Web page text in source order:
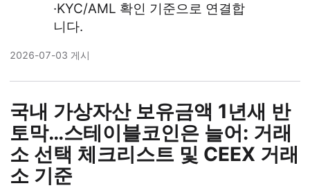
·KYC/AML 확인 기준으로 연결합
니다.
2026-07-03 게시
국내 가상자산 보유금액 1년새 반
토막…스테이블코인은 늘어: 거래
소 선택 체크리스트 및 CEEX 거래
소 기준